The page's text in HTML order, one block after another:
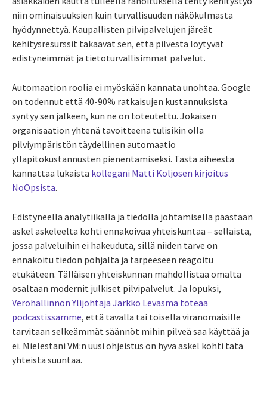
niin ominaisuuksien kuin turvallisuuden näkökulmasta
hyödynnettyä. Kaupallisten pilvipalvelujen järeät
kehitysresurssit takaavat sen, että pilvestä löytyvät
edistyneimmät ja tietoturvallisimmat palvelut.
Automaation roolia ei myöskään kannata unohtaa. Google
on todennut että 40-90% ratkaisujen kustannuksista
syntyy sen jälkeen, kun ne on toteutettu. Jokaisen
organisaation yhtenä tavoitteena tulisikin olla
pilviympäristön täydellinen automaatio
ylläpitokustannusten pienentämiseksi. Tästä aiheesta
kannattaa lukaista kollegani Matti Koljosen kirjoitus
NoOpsista.
Edistyneellä analytiikalla ja tiedolla johtamisella päästään
askel askeleelta kohti ennakoivaa yhteiskuntaa – sellaista,
jossa palveluihin ei hakeuduta, sillä niiden tarve on
ennakoitu tiedon pohjalta ja tarpeeseen reagoitu
etukäteen. Tälläisen yhteiskunnan mahdollistaa omalta
osaltaan modernit julkiset pilvipalvelut. Ja lopuksi,
Verohallinnon Ylijohtaja Jarkko Levasma toteaa
podcastissamme, että tavalla tai toisella viranomaisille
tarvitaan selkeämmät säännöt mihin pilveä saa käyttää ja
ei. Mielestäni VM:n uusi ohjeistus on hyvä askel kohti tätä
yhteistä suuntaa.